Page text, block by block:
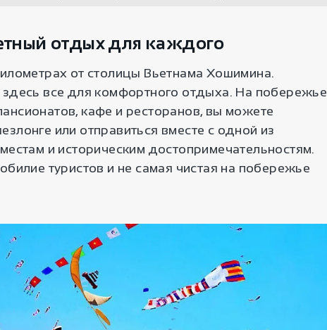
отдых для каждого
от столицы Вьетнама Хошимина.
здесь все для комфортного отдыха. На побережье
кафе и ресторанов, вы можете
или отправиться вместе с одной из
и историческим достопримечательностям.
туристов и не самая чистая на побережье